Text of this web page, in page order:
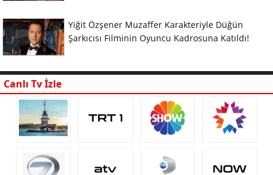
Yiğit Özşener Muzaffer Karakteriyle Düğün
Şarkıcısı Filminin Oyuncu Kadrosuna Katıldı!
Canlı Tv İzle